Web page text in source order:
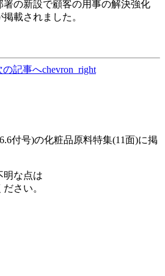
署の新設で顧客の用事の解決強化
載されました。
の記事へchevron_right
付号)の化粧品原料特集(11面)に掲
明な点は
さい。